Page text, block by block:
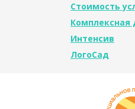
Стоимость
Комплексная
Интенсив
ЛогоСад